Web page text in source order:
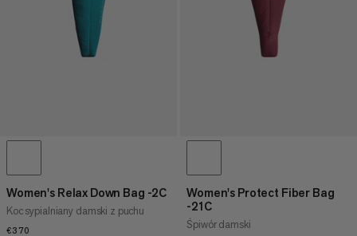
Women's Relax Down Bag -2C
Koc sypialniany damski z puchu
€370
Women's Protect Fiber Bag
-21C
Śpiwór damski